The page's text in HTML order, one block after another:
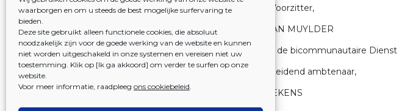
waarborgen en om u steeds de best mogelijke surfervaring te
bieden.
Deze site gebruikt alleen functionele cookies, die absoluut
noodzakelijk zijn voor de goede werking van de website en kunnen
niet worden uitgeschakeld in onze systemen en vereisen niet uw
toestemming. Klik op [Ik ga akkoord] om verder te surfen op onze
website.
Voor meer informatie, raadpleeg ons cookiebeleid.
De Voorzitter,
P. VAN MUYLDER
Voor de bicommunautaire
De Leidend ambtenaar,
T. DEKENS